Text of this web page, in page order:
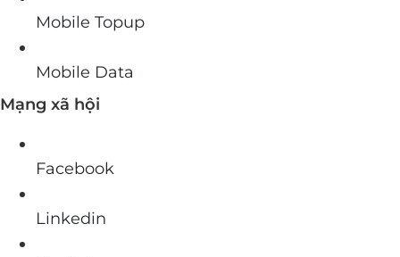
Mobile Topup
Mobile Data
Mạng xã hội
Facebook
Linkedin